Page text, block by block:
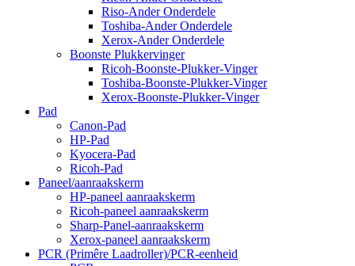
Riso-Ander Onderdele
Toshiba-Ander Onderdele
Xerox-Ander Onderdele
Boonste Plukkervinger
Ricoh-Boonste-Plukker-Vinger
Toshiba-Boonste-Plukker-Vinger
Xerox-Boonste-Plukker-Vinger
Pad
Canon-Pad
HP-Pad
Kyocera-Pad
Ricoh-Pad
Paneel/aanraakskerm
HP-paneel aanraakskerm
Ricoh-paneel aanraakskerm
Sharp-Panel-aanraakskerm
Xerox-paneel aanraakskerm
PCR (Primêre Laadroller)/PCR-eenheid